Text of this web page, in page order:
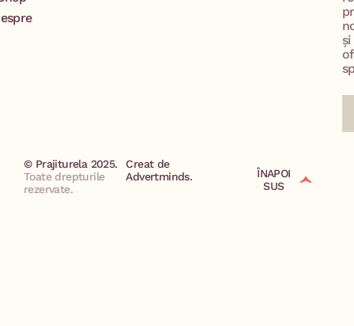
și
© Prajiturela 2025.
Toate drepturile
rezervate.
Creat de
Advertminds.
ÎNAPOI
SUS